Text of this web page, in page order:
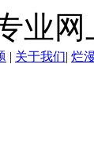
业
| 关于我们| 烂